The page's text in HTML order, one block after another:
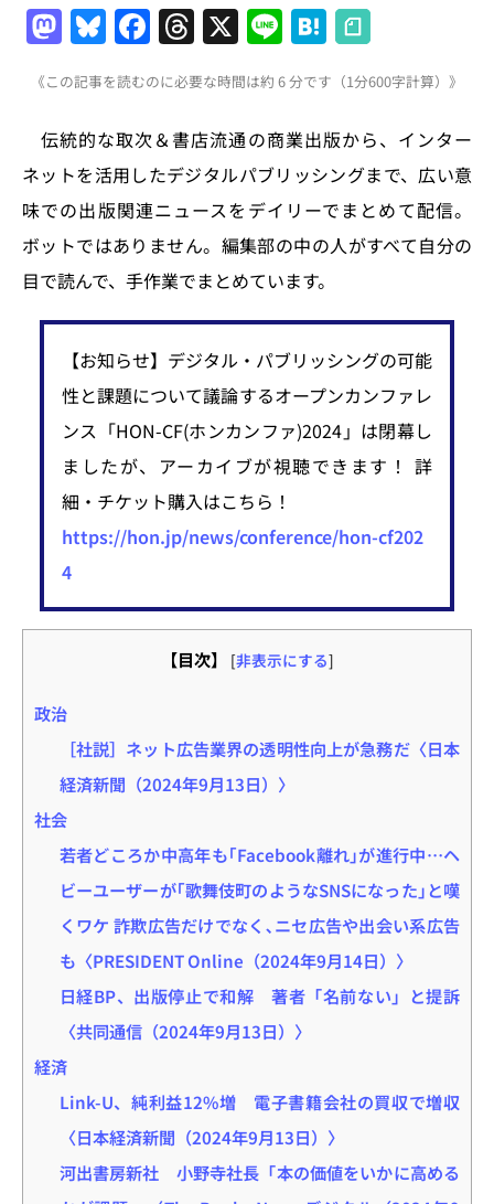
M
a
st
o
d
o
n
Bl
u
e
s
k
y
F
a
c
e
b
o
o
k
T
h
re
a
d
s
X Li
n
e
H
at
e
n
a
《この記事を読むのに必要な時間は約 6 分です（1分600字計算）》
伝統的な取次＆書店流通の商業出版から、インター
ネットを活用したデジタルパブリッシングまで、広い意
味での出版関連ニュースをデイリーでまとめて配信。
ボットではありません。編集部の中の人がすべて自分の
目で読んで、手作業でまとめています。
【お知らせ】デジタル・パブリッシングの可能
性と課題について議論するオープンカンファレ
ンス「HON-CF(ホンカンファ)2024」は閉幕し
ましたが、アーカイブが視聴できます！ 詳
細・チケット購入はこちら！
https://hon.jp/news/conference/hon-cf202
4
【目次】 [非表示にする]
政治
［社説］ネット広告業界の透明性向上が急務だ〈日本
経済新聞（2024年9月13日）〉
社会
若者どころか中高年も｢Facebook離れ｣が進行中…ヘ
ビーユーザーが｢歌舞伎町のようなSNSになった｣と嘆
くワケ 詐欺広告だけでなく､ニセ広告や出会い系広告
も〈PRESIDENT Online（2024年9月14日）〉
日経BP、出版停止で和解 著者「名前ない」と提訴
〈共同通信（2024年9月13日）〉
経済
Link-U、純利益12%増 電子書籍会社の買収で増収
〈日本経済新聞（2024年9月13日）〉
河出書房新社 小野寺社長「本の価値をいかに高める